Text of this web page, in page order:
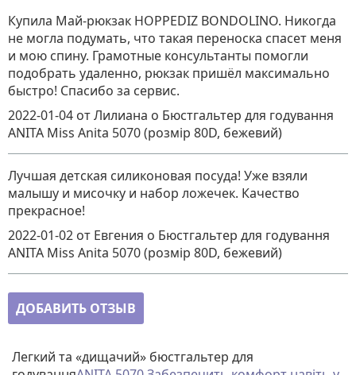
Купила Май-рюкзак HOPPEDIZ BONDOLINO. Никогда
не могла подумать, что такая переноска спасет меня
и мою спину. Грамотные консультанты помогли
подобрать удаленно, рюкзак пришёл максимально
быстро! Спасибо за сервис.
2022-01-04 от Лилиана о Бюстгальтер для годування
ANITA Miss Anita 5070 (розмір 80D, бежевий)
Лучшая детская силиконовая посуда! Уже взяли
малышу и мисочку и набор ложечек. Качество
прекрасное!
2022-01-02 от Евгения о Бюстгальтер для годування
ANITA Miss Anita 5070 (розмір 80D, бежевий)
ДОБАВИТЬ ОТЗЫВ
Легкий та «дищачий» бюстгальтер для